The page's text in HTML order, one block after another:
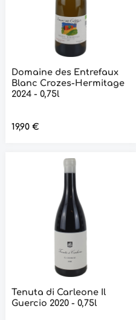
Domaine des Entrefaux
Blanc Crozes-Hermitage
2024 - 0,75l
Regulärer Preis:
19,90 €
Tenuta di Carleone Il
Guercio 2020 - 0,75l